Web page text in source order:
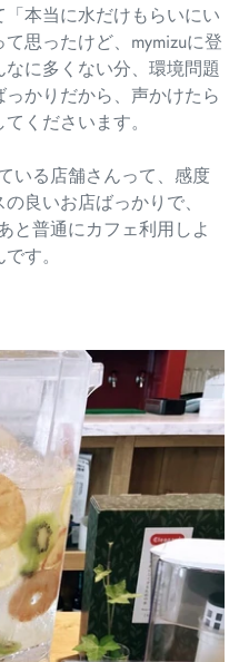
本当に水だけもらいにい
思ったけど、mymizuに登
に多くない分、環境問題
かりだから、声かけたら
くださいます。
いる店舗さんって、感度
良いお店ばっかりで、
と普通にカフェ利用しよ
す。